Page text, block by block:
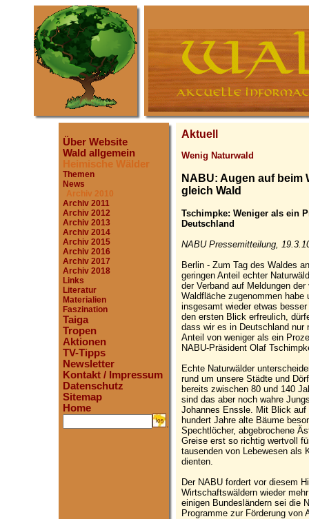
Über Website
Wald allgemein
Heimische Wälder
Themen
News
Archiv 2010
Archiv 2011
Archiv 2012
Archiv 2013
Archiv 2014
Archiv 2015
Archiv 2016
Archiv 2017
Archiv 2018
Links
Literatur
Materialien
Faszination
Taiga
Tropen
Aktionen
TV-Tipps
Newsletter
Kontakt / Impressum
Datenschutz
Sitemap
Home
.
Aktuell
Wenig Naturwald
NABU: Augen auf beim
gleich Wald
Tschimpke: Weniger als ein
Deutschland
NABU Pressemitteilung,
Berlin - Zum Tag des Waldes
geringen Anteil echter
der Verband auf Meldungen
Waldfläche zugenommen
insgesamt wieder etwas
den ersten Blick erfreulich,
dass wir es in Deutschland nur
Anteil von weniger als ein
NABU-Präsident Olaf
Echte Naturwälder
rund um unsere Städte und
bereits zwischen 80 und 140
sind das aber noch wahre
Johannes Enssle. Mit Blick auf
hundert Jahre alte Bäume
Spechtlöcher, abgebrochene
Greise erst so richtig wertvoll
tausenden von Lebewesen als
dienten.
Der NABU fordert vor diesem
Wirtschaftswäldern wieder
einigen Bundesländern sei die
Programme zur Förderung von